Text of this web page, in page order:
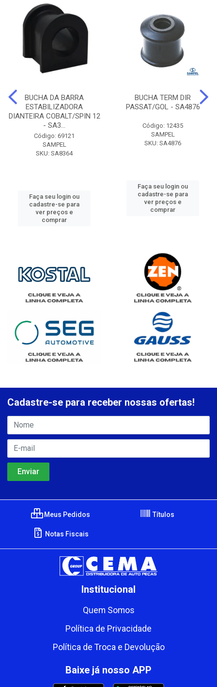
BUCHA DA BARRA
ESTABILIZADORA
DIANTEIRA COBALT/SPIN 12
- SA3...
Código: 69121
SAMPEL
SKU: SA8364
Faça seu login ou
cadastre-se para
ver preços e
comprar
BUCHA TERM DIR
PASSAT/GOL - SA4876
Código: 12435
SAMPEL
SKU: SA4876
Faça seu login ou
cadastre-se para
ver preços e
comprar
Cadastre-se para receber nossas ofertas!
Meus Pedidos Títulos
Notas Fiscais
Institucional
Quem Somos
Política de Privacidade
Política de Troca e Devolução
Baixe já nosso APP